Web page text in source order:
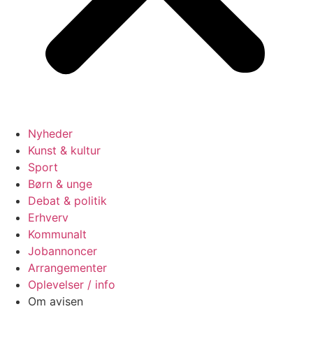
Nyheder
Kunst & kultur
Sport
Børn & unge
Debat & politik
Erhverv
Kommunalt
Jobannoncer
Arrangementer
Oplevelser / info
Om avisen